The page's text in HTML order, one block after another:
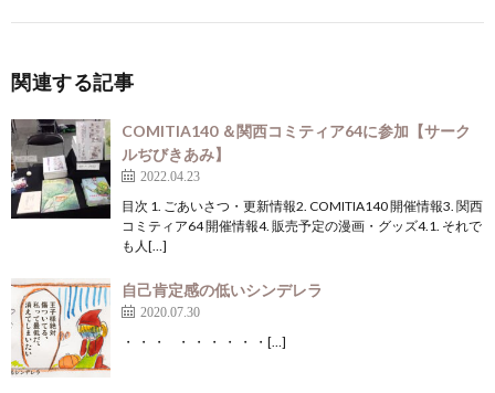
関連する記事
COMITIA140 ＆関西コミティア64に参加【サーク
ルぢびきあみ】
2022.04.23
目次 1. ごあいさつ・更新情報2. COMITIA140 開催情報3. 関西
コミティア64 開催情報4. 販売予定の漫画・グッズ4.1. それで
も人[…]
自己肯定感の低いシンデレラ
2020.07.30
・ ・ ・ ・ ・ ・ ・ ・ ・[…]